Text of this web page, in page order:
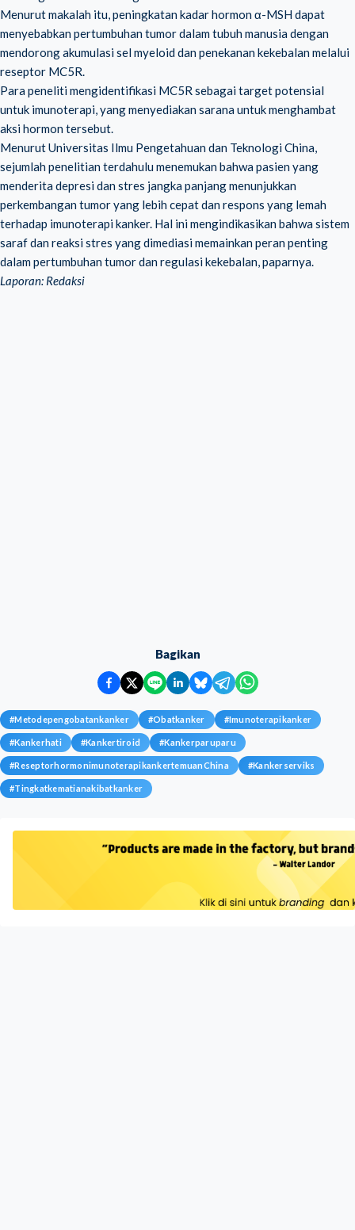
Menurut makalah itu, peningkatan kadar hormon α-MSH dapat
menyebabkan pertumbuhan tumor dalam tubuh manusia dengan
mendorong akumulasi sel myeloid dan penekanan kekebalan melalui
reseptor MC5R.
Para peneliti mengidentifikasi MC5R sebagai target potensial
untuk imunoterapi, yang menyediakan sarana untuk menghambat
aksi hormon tersebut.
Menurut Universitas Ilmu Pengetahuan dan Teknologi China,
sejumlah penelitian terdahulu menemukan bahwa pasien yang
menderita depresi dan stres jangka panjang menunjukkan
perkembangan tumor yang lebih cepat dan respons yang lemah
terhadap imunoterapi kanker. Hal ini mengindikasikan bahwa sistem
saraf dan reaksi stres yang dimediasi memainkan peran penting
dalam pertumbuhan tumor dan regulasi kekebalan, paparnya.
Laporan: Redaksi
Bagikan
#Metodepengobatankanker #Obatkanker #Imunoterapikanker
#Kankerhati #Kankertiroid #Kankerparuparu
#ReseptorhormonimunoterapikankertemuanChina #Kankerserviks
#Tingkatkematianakibatkanker